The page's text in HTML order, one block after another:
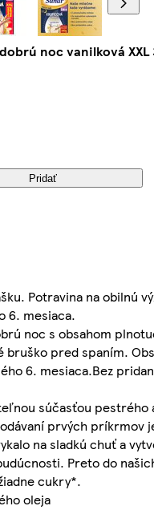
noc vanilková XXL
Pridať
Potravina na obilnú
6. mesiaca.
noc s obsahom
bruško pred spaním.
6. mesiaca.Bez
súčasťou pestrého
prvých príkrmov
na sladkú chuť a
Preto do
cukry*.
oleja